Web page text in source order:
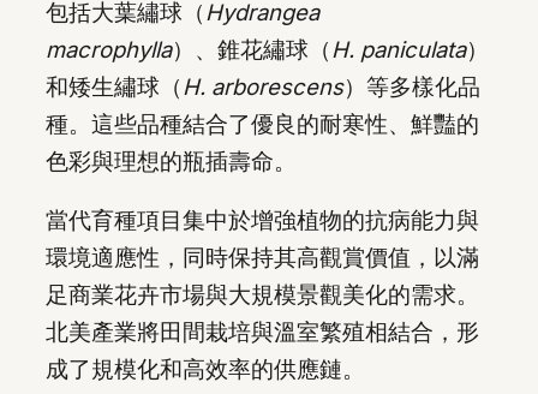
包括大葉繡球（ Hydrangea
macrophylla）、錐花繡球（ H. paniculata）
和矮生繡球（ H. arborescens）等多樣化品
種。這些品種結合了優良的耐寒性、鮮豔的
色彩與理想的瓶插壽命。
當代育種項目集中於增強植物的抗病能力與
環境適應性，同時保持其高觀賞價值，以滿
足商業花卉市場與大規模景觀美化的需求。
北美產業將田間栽培與溫室繁殖相結合，形
成了規模化和高效率的供應鏈。